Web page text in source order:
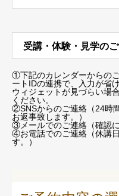
受講・体験・見学の
①下記のカレンダーからの
ートIDの連携で、入力が省け
ウィジェットが見づらい場合
ください。
②SNSからのご連絡（24時
お返事致します。）
③メールでのご連絡（確認
④お電話でのご連絡（休講
す。）